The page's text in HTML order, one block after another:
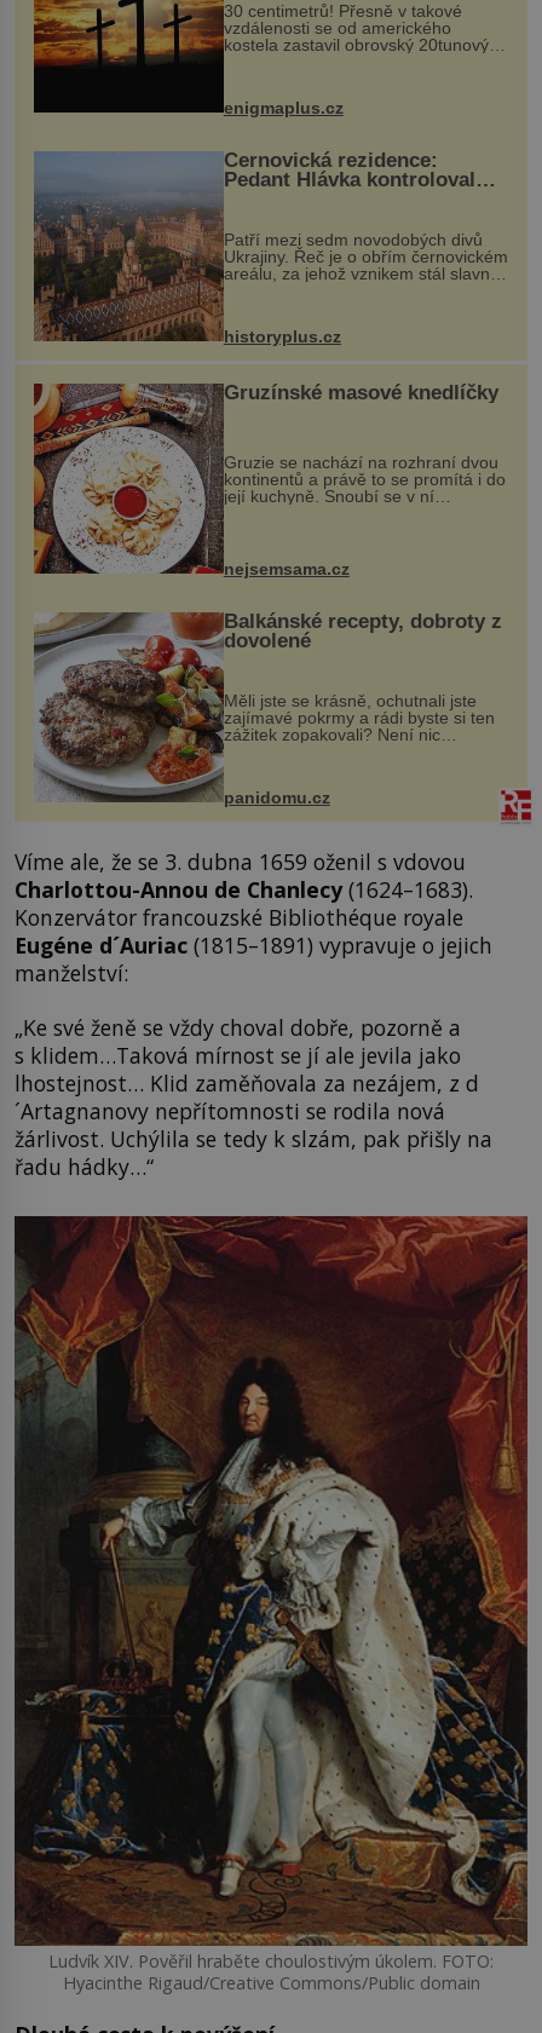
30 centimetrů! Přesně v takové
vzdálenosti se od amerického
kostela zastavil obrovský 20tunový
...
enigmaplus.cz
Černovická rezidence:
Pedant Hlávka kontroloval
Patří mezi sedm novodobých divů
Ukrajiny. Řeč je o obřím černovickém
areálu, za jehož vznikem stál slavný
český architekt Josef Hlávka. Ten si
na něm dal mimořádně záležet. Jeho
historyplus.cz
Gruzínské masové knedlíčky
Gruzie se nachází na rozhraní dvou
kontinentů a právě to se promítá i do
její kuchyně. Snoubí se v ní
evropské a asijské chutě a díky tomu
pokrmy, které rozhodně st...
nejsemsama.cz
Balkánské recepty, dobroty z
dovolené
Měli jste se krásně, ochutnali jste
zajímavé pokrmy a rádi byste si ten
zážitek zopakovali? Není nic
snazšího. Pljeskavica (10 porcí)
Možná jste ji ochutnali na dovolené v
panidomu.cz
Víme ale, že se 3. dubna 1659 oženil s vdovou
Charlottou-Annou de Chanlecy(1624–1683).
Konzervátor francouzské Bibliothéque royale
Eugéne d´Auriac (1815–1891) vypravuje o jejich
manželství:
„Ke své ženě se vždy choval dobře, pozorně a
s klidem…Taková mírnost se jí ale jevila jako
lhostejnost… Klid zaměňovala za nezájem, z d
´Artagnanovy nepřítomnosti se rodila nová
žárlivost. Uchýlila se tedy k slzám, pak přišly na
řadu hádky…“
Ludvík XIV. Pověřil hraběte choulostivým úkolem. FOTO:
Hyacinthe Rigaud/Creative Commons/Public domain